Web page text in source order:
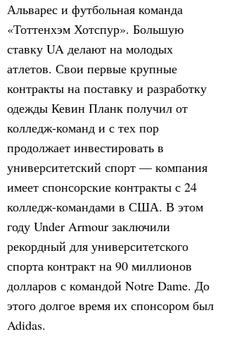
Альварес и футбольная команда
«Тоттенхэм Хотспур». Большую
ставку UA делают на молодых
атлетов. Свои первые крупные
контракты на поставку и разработку
одежды Кевин Планк получил от
колледж-команд и с тех пор
продолжает инвестировать в
университетский спорт — компания
имеет спонсорские контракты с 24
колледж-командами в США. В этом
году Under Armour заключили
рекордный для университетского
спорта контракт на 90 миллионов
долларов с командой Notre Dame. До
этого долгое время их спонсором был
Adidas.